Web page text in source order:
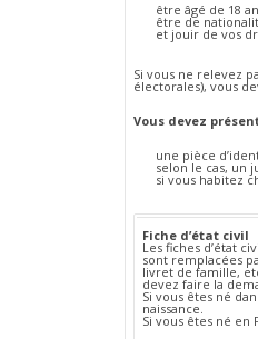
être âgé de 18
être de
et jouir de vos
Si vous ne relevez
électorales), vous
Vous devez
une pièce
selon le cas, un
si vous habitez
Fiche d’état civil
Les fiches d’état
sont remplacées
livret de famille,
devez faire la
Si vous êtes né
naissance.
Si vous êtes né en